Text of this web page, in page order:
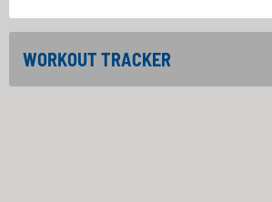
WORKOUT TRACKER